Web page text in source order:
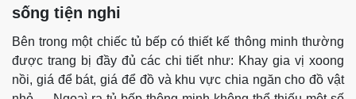
sống tiện nghi
Bên trong một chiếc tủ bếp có thiết kế thông minh thường
được trang bị đầy đủ các chi tiết như: Khay gia vị xoong
nồi, giá để bát, giá để đồ và khu vực chia ngăn cho đồ vật